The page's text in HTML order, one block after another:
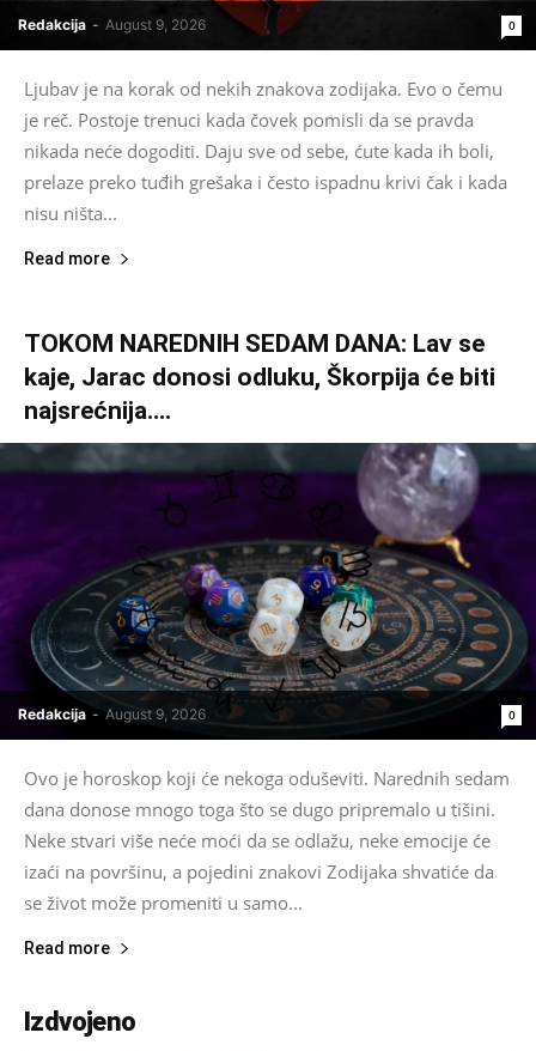
Redakcija - August 9, 2026 0
Ljubav je na korak od nekih znakova zodijaka. Evo o čemu
je reč. Postoje trenuci kada čovek pomisli da se pravda
nikada neće dogoditi. Daju sve od sebe, ćute kada ih boli,
prelaze preko tuđih grešaka i često ispadnu krivi čak i kada
nisu ništa...
Read more
TOKOM NAREDNIH SEDAM DANA: Lav se
kaje, Jarac donosi odluku, Škorpija će biti
najsrećnija….
Redakcija - August 9, 2026 0
Ovo je horoskop koji će nekoga oduševiti. Narednih sedam
dana donose mnogo toga što se dugo pripremalo u tišini.
Neke stvari više neće moći da se odlažu, neke emocije će
izaći na površinu, a pojedini znakovi Zodijaka shvatiće da
se život može promeniti u samo...
Read more
Izdvojeno